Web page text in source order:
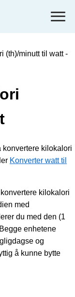
(th)/minutt til watt -
konvertere kilokalori
Konverter watt til
kilokalori
med
du med den (1
enhetene
og
å kunne bytte